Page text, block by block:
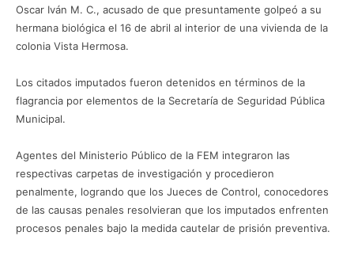
Oscar Iván M. C., acusado de que presuntamente golpeó a su
hermana biológica el 16 de abril al interior de una vivienda de la
colonia Vista Hermosa.
Los citados imputados fueron detenidos en términos de la
flagrancia por elementos de la Secretaría de Seguridad Pública
Municipal.
Agentes del Ministerio Público de la FEM integraron las
respectivas carpetas de investigación y procedieron
penalmente, logrando que los Jueces de Control, conocedores
de las causas penales resolvieran que los imputados enfrenten
procesos penales bajo la medida cautelar de prisión preventiva.